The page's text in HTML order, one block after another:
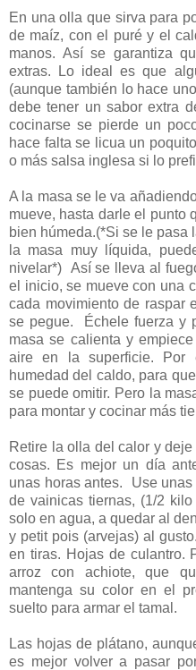
En una olla que sirva para
de maíz, con el puré y el
manos. Así se garantiza
extras. Lo ideal es que
(aunque también lo hace
debe tener un sabor extra
cocinarse se pierde un
hace falta se licua un
o más salsa inglesa si lo
A la masa se le va
mueve, hasta darle el punto
bien húmeda.(*Si se le pasa
la masa muy líquida,
nivelar*) Así se lleva al
el inicio, se mueve con una
cada movimiento de raspar
se pegue.
Échele fuerza y
masa se calienta y
aire en la superficie. Por
humedad del caldo, para
se puede omitir. Pero la
para montar y cocinar más
Retire la olla del calor y
cosas. Es mejor un día
unas horas antes. Use
de vainicas tiernas, (1/2
solo en agua, a quedar al
y petit pois (arvejas) al
en tiras. Hojas de culantro.
arroz con achiote, que
mantenga su color en el
suelto para armar el tamal.
Las hojas de plátano,
es mejor volver a pasar